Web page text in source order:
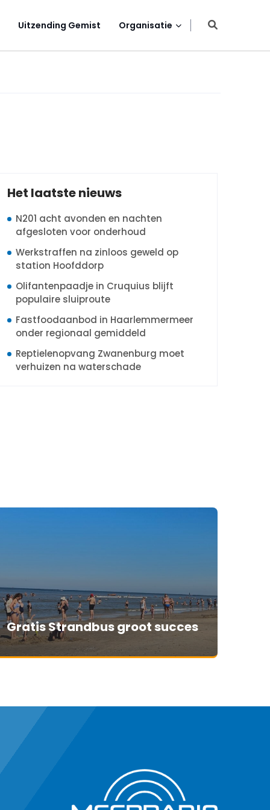
Uitzending Gemist Organisatie
Het laatste nieuws
N201 acht avonden en nachten
afgesloten voor onderhoud
Werkstraffen na zinloos geweld op
station Hoofddorp
Olifantenpaadje in Cruquius blijft
populaire sluiproute
Fastfoodaanbod in Haarlemmermeer
onder regionaal gemiddeld
Reptielenopvang Zwanenburg moet
verhuizen na waterschade
Gratis Strandbus groot succes